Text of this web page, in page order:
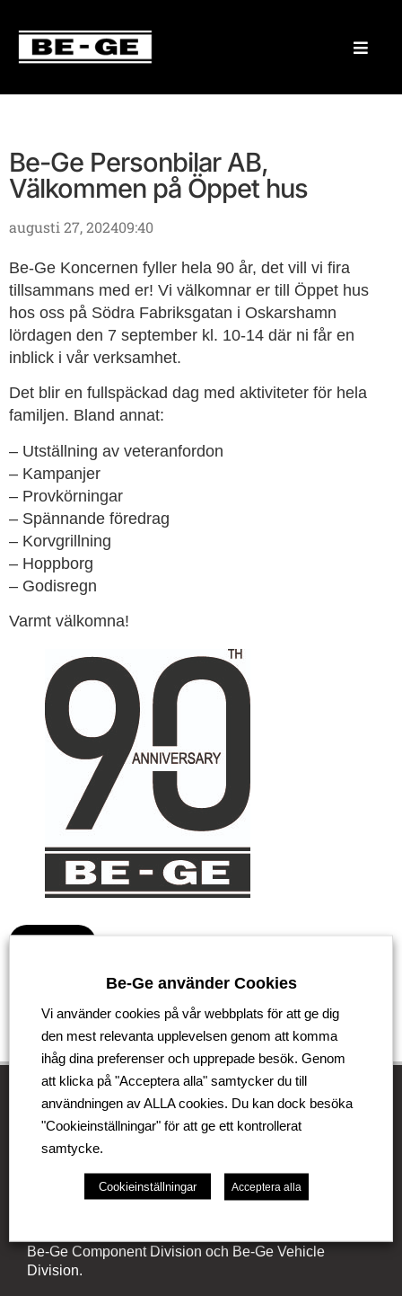
Be-Ge Personbilar AB,
Välkommen på Öppet hus
augusti 27, 202409:40
Be-Ge Koncernen fyller hela 90 år, det vill vi fira
tillsammans med er! Vi välkomnar er till Öppet hus
hos oss på Södra Fabriksgatan i Oskarshamn
lördagen den 7 september kl. 10-14 där ni får en
inblick i vår verksamhet.
Det blir en fullspäckad dag med aktiviteter för hela
familjen. Bland annat:
– Utställning av veteranfordon
– Kampanjer
– Provkörningar
– Spännande föredrag
– Korvgrillning
– Hoppborg
– Godisregn
Varmt välkomna!
Be-Ge Koncernen
Be-Ge Koncernen är en familjeägd företagsgrupp med
verksamhet i Sverige, Danmark, Storbritannien,
Be-Ge Component Division och Be-Ge Vehicle
Division.
Be-Ge använder Cookies
Vi använder cookies på vår webbplats för att ge dig
den mest relevanta upplevelsen genom att komma
ihåg dina preferenser och upprepade besök. Genom
att klicka på "Acceptera alla" samtycker du till
användningen av ALLA cookies. Du kan dock besöka
"Cookieinställningar" för att ge ett kontrollerat
samtycke.
Cookieinställningar Acceptera alla